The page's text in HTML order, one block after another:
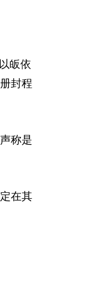
皈依
封程
称是
在其